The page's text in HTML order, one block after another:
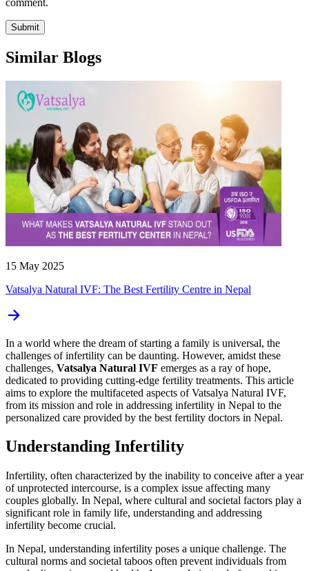
Submit
Similar Blogs
15 May 2025
Vatsalya Natural IVF: The Best Fertility Centre in Nepal
In a world where the dream of starting a family is universal, the
challenges of infertility can be daunting. However, amidst these
challenges, Vatsalya Natural IVF emerges as a ray of hope,
dedicated to providing cutting-edge fertility treatments. This article
aims to explore the multifaceted aspects of Vatsalya Natural IVF,
from its mission and role in addressing infertility in Nepal to the
personalized care provided by the best fertility doctors in Nepal.
Understanding Infertility
Infertility, often characterized by the inability to conceive after a year
of unprotected intercourse, is a complex issue affecting many
couples globally. In Nepal, where cultural and societal factors play a
significant role in family life, understanding and addressing
infertility become crucial.
In Nepal, understanding infertility poses a unique challenge. The
cultural norms and societal taboos often prevent individuals from